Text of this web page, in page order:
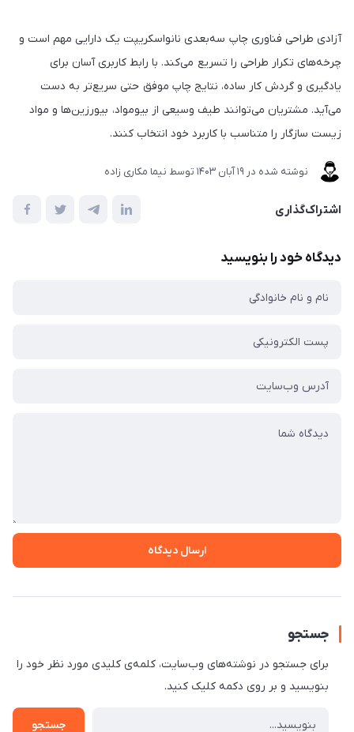
آزادی طراحی فناوری چاپ سه‌بعدی نانواسکریپت یک دارایی مهم است و
چرخه‌های تکرار طراحی را تسریع می‌کند. با رابط کاربری آسان برای
یادگیری و گردش کار ساده، نتایج چاپ موفق حتی سریع‌تر به دست
می‌آید. مشتریان می‌توانند طیف وسیعی از بیومواد، بیورزین‌ها و مواد
زیست سازگار را متناسب با کاربرد خود انتخاب کنند.
نوشته شده در 19 آبان 1403 توسط نیما مکاری زاده
اشتراک‌گذاری
دیدگاه خود را بنویسید
ارسال دیدگاه
جستجو
برای جستجو در نوشته‌های وب‌سایت، کلمه‌ی کلیدی مورد نظر خود را
بنویسید و بر روی دکمه کلیک کنید.
جستجو